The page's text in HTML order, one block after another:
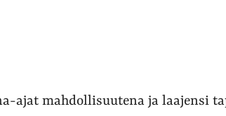
ajat mahdollisuutena ja laajensi